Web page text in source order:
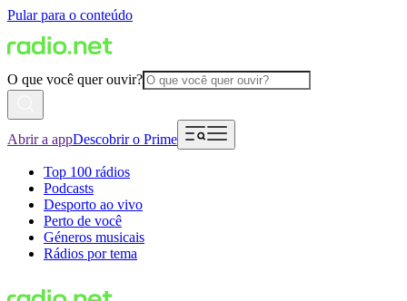
Pular para o conteúdo
O que você quer ouvir?
Abrir a appDescobrir o Prime
Top 100 rádios
Podcasts
Desporto ao vivo
Perto de você
Géneros musicais
Rádios por tema